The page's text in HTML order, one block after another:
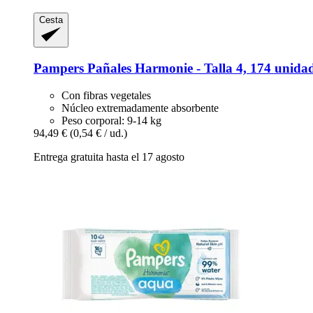
Cesta
Pampers Pañales Harmonie -​ Talla 4, 174
Con fibras vegetales
Núcleo extremadamente absorbente
Peso corporal: 9-14 kg
94,49 € (0,54 € / ud.)
Entrega gratuita hasta el 17 agosto